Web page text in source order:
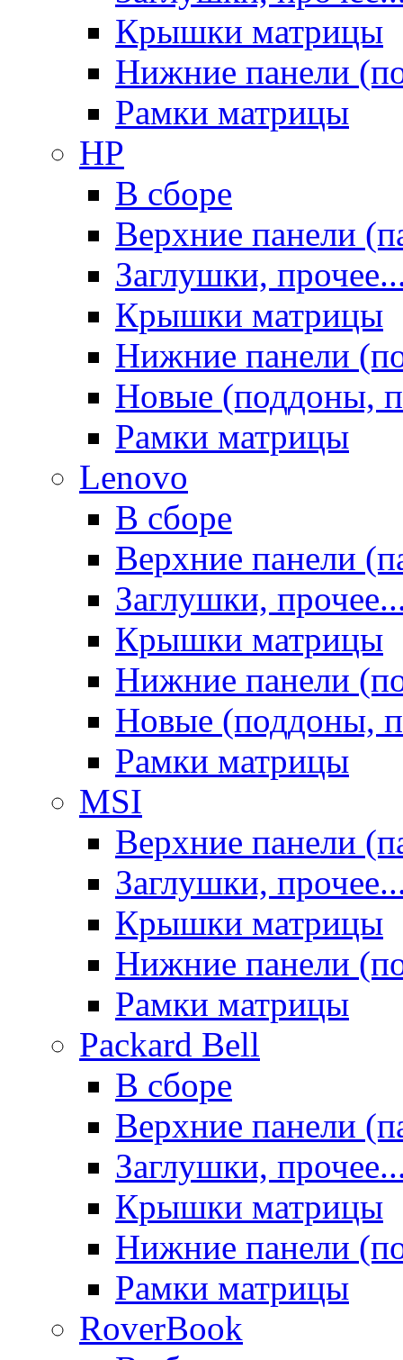
Крышки матрицы
Нижние панели
Рамки матрицы
HP
В сборе
Верхние панели
Заглушки,
Крышки матрицы
Нижние панели
Новые (поддоны,
Рамки матрицы
Lenovo
В сборе
Верхние панели
Заглушки,
Крышки матрицы
Нижние панели
Новые (поддоны,
Рамки матрицы
MSI
Верхние панели
Заглушки,
Крышки матрицы
Нижние панели
Рамки матрицы
Packard Bell
В сборе
Верхние панели
Заглушки,
Крышки матрицы
Нижние панели
Рамки матрицы
RoverBook